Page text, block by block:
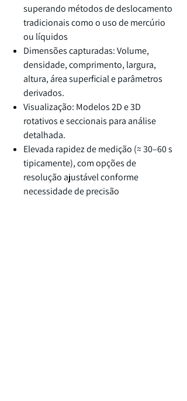
superando métodos de deslocamento
tradicionais como o uso de mercúrio
ou líquidos
Dimensões capturadas: Volume,
densidade, comprimento, largura,
altura, área superficial e parâmetros
derivados.
Visualização: Modelos 2D e 3D
rotativos e seccionais para análise
detalhada.
Elevada rapidez de medição (≈30–60 s
tipicamente), com opções de
resolução ajustável conforme
necessidade de precisão